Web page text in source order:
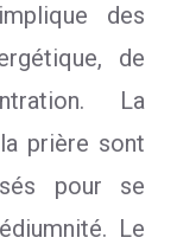
des
de
La
prière sont
pour se
Le